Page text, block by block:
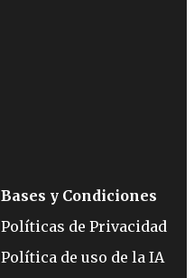
Bases y Condiciones
Políticas de Privacidad
Política de uso de la IA